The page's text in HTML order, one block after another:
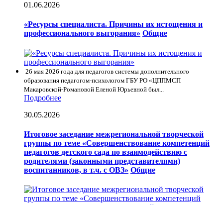
01.06.2026
«Ресурсы специалиста. Причины их истощения и
профессионального выгорания» Общие
26 мая 2026 года для педагогов системы дополнительного
образования педагогом-психологом ГБУ РО «ЦППМСП
Макаровской-Романовой Еленой Юрьевной был...
Подробнее
30.05.2026
Итоговое заседание межрегиональной творческой
группы по теме «Совершенствование компетенций
педагогов детского сада по взаимодействию с
родителями (законными представителями)
воспитанников, в т.ч. с ОВЗ» Общие